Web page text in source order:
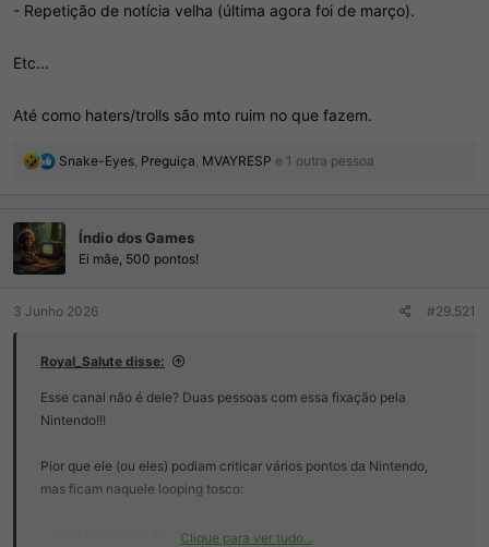
- Repetição de notícia velha (última agora foi de março).
Etc...
Até como haters/trolls são mto ruim no que fazem.
R
ç
õ
e
s
Snake-Eyes, Preguiça, MVAYRESP e 1 outra pessoa
Índio dos Games
Ei mãe, 500 pontos!
3 Junho 2026 #29.521
Royal_Salute disse:
Esse canal não é dele? Duas pessoas com essa fixação pela
Nintendo!!!
Pior que ele (ou eles) podiam criticar vários pontos da Nintendo,
mas ficam naquele looping tosco:
Clique para ver tudo...